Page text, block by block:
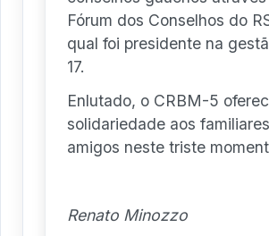
Fórum dos Conselhos do
qual foi presidente na
17.
Enlutado, o CRBM-5
solidariedade aos
amigos neste triste
Renato Minozzo